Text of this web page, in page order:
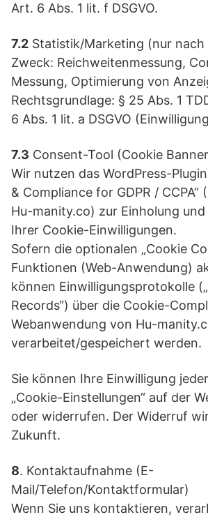
Art. 6 Abs. 1 lit. f DSGVO.
7.2 Statistik/Marketing (nur nach
Zweck: Reichweitenmessung,
Messung, Optimierung von
Rechtsgrundlage: § 25 Abs. 1
6 Abs. 1 lit. a DSGVO
7.3 Consent-Tool (Cookie
Wir nutzen das WordPress-
& Compliance for GDPR / CCPA“
Hu-manity.co) zur Einholung
Ihrer Cookie-Einwilligungen.
Sofern die optionalen „Cookie
Funktionen (Web-Anwendung)
können Einwilligungsprotokolle
Records“) über die Cookie-
Webanwendung von Hu-
verarbeitet/gespeichert werden.
Sie können Ihre Einwilligung
„Cookie-Einstellungen“ auf der
oder widerrufen. Der Widerruf
Zukunft.
8. Kontaktaufnahme (E-
Mail/Telefon/Kontaktformular)
Wenn Sie uns kontaktieren,